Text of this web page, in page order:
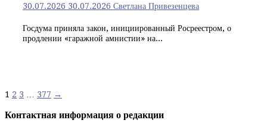
30.07.2026 30.07.2026 Светлана Привезенцева
Госдума приняла закон, инициированный Росреестром, о
продлении «гаражной амнистии» на...
Навигация
по
1 2 3 377 →
Контактная информация о редакции